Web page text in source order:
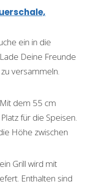
ein in die
Deine Freunde
versammeln.
Mit dem 55 cm
für die Speisen.
Höhe zwischen
Grill wird mit
Enthalten sind